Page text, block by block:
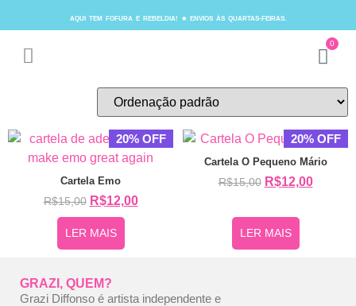
AQUI TEM FOFURA E REBELDIA! ★ ENVIOS ÀS QUARTAS-FEIRAS.
0
20% OFF
Cartela Emo
R$15,00 R$12,00
LER MAIS
20% OFF
Cartela O Pequeno Mário
R$15,00 R$12,00
LER MAIS
GRAZI, QUEM?
Grazi Diffonso é artista independente e